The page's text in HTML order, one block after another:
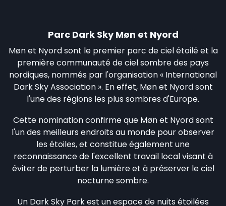
Parc Dark Sky Møn et Nyord
Møn et Nyord sont le premier parc de ciel étoilé et la
première communauté de ciel sombre des pays
nordiques, nommés par l'organisation « International
Dark Sky Association ». En effet, Møn et Nyord sont
l'une des régions les plus sombres d'Europe.
Cette nomination confirme que Møn et Nyord sont
l'un des meilleurs endroits au monde pour observer
les étoiles, et constitue également une
reconnaissance de l'excellent travail local visant à
éviter de perturber la lumière et à préserver le ciel
nocturne sombre.
Un Dark Sky Park est un espace de nuits étoilées